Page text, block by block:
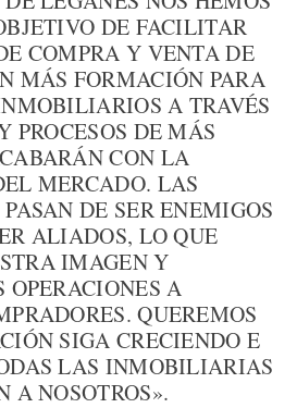
DE FACILITAR
COMPRA Y VENTA DE
MÁS FORMACIÓN PARA
A TRAVÉS
PROCESOS DE MÁS
CON LA
MERCADO. LAS
DE SER ENEMIGOS
ALIADOS, LO QUE
IMAGEN Y
A
QUEREMOS
SIGA CRECIENDO E
LAS INMOBILIARIAS
A NOSOTROS».